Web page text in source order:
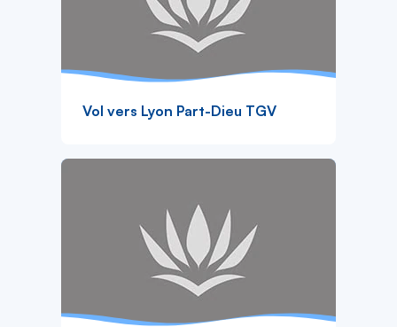
Vol vers Lyon Part-Dieu TGV